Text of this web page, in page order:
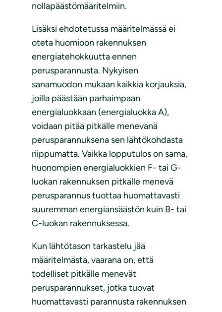
nollapäästömääritelmiin.
Lisäksi ehdotetussa määritelmässä ei
oteta huomioon rakennuksen
energiatehokkuutta ennen
perusparannusta. Nykyisen
sanamuodon mukaan kaikkia korjauksia,
joilla päästään parhaimpaan
energialuokkaan (energialuokka A),
voidaan pitää pitkälle menevänä
perusparannuksena sen lähtökohdasta
riippumatta. Vaikka lopputulos on sama,
huonompien energialuokkien F- tai G-
luokan rakennuksen pitkälle menevä
perusparannus tuottaa huomattavasti
suuremman energiansäästön kuin B- tai
C-luokan rakennuksessa.
Kun lähtötason tarkastelu jää
määritelmästä, vaarana on, että
todelliset pitkälle menevät
perusparannukset, jotka tuovat
huomattavasti parannusta rakennuksen